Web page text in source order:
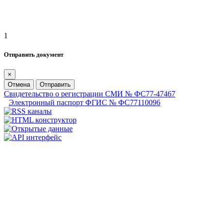
1
Отправить документ
×
Отмена
Отправить
Свидетельство о регистрации СМИ № ФС77-47467
Электронный паспорт ФГИС № ФС77110096